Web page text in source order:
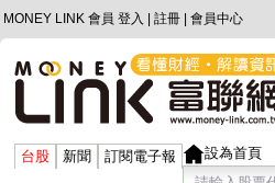
MONEY LINK 會員 登入 註冊 會員中心
台股 新聞 訂閱電子報 設為首頁